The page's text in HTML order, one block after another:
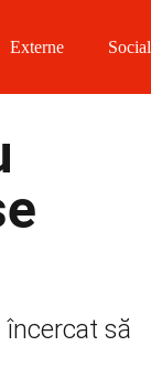
Externe Social
să